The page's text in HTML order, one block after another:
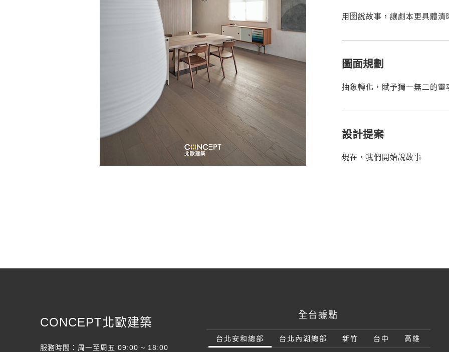
用圖說故事，讓劇本更具體清
圖面規劃
抽象轉化，賦予獨一無二的靈
設計提案
現在，我們開始說故事
CONCEPT北歐建築
服務時間：周一至周五 09:00 ~ 18:00
全台據點
台北安和總部 台北內湖總部 新竹 台中 高雄